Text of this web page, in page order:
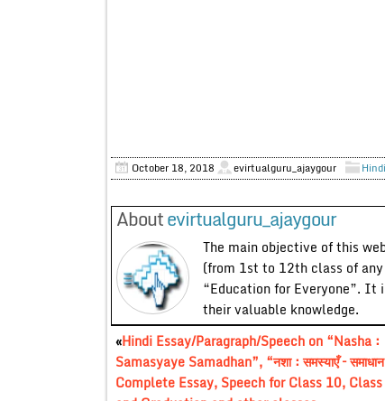
October 18, 2018 evirtualguru_ajaygour
Aboutevirtualguru_ajaygour
The main objective of this
(from 1st to 12th class of
“Education for Everyone”. It
their valuable knowledge.
«Hindi Essay/Paragraph/Speech on “Nasha :
Samasyaye Samadhan”, “नशा : समस्याएँ –
Complete Essay, Speech for Class 10,